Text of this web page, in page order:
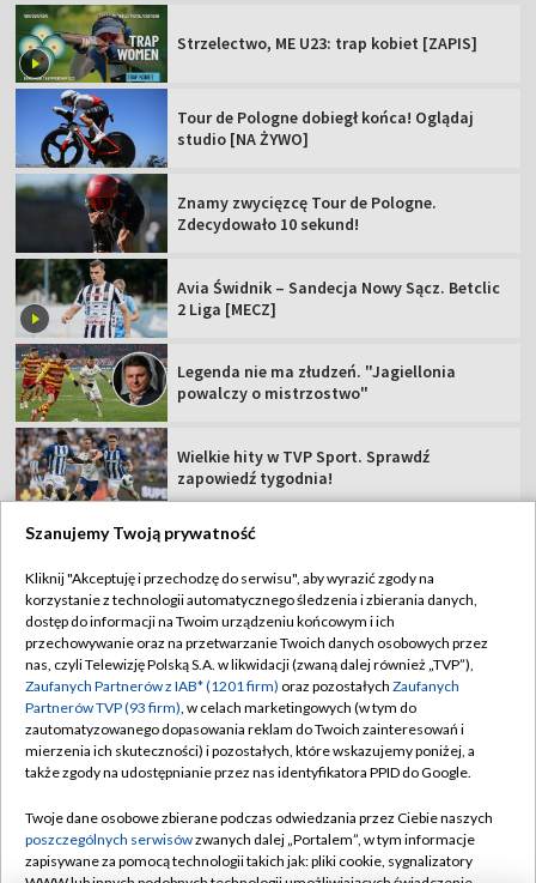
Strzelectwo, ME U23: trap kobiet [ZAPIS]
Tour de Pologne dobiegł końca! Oglądaj
studio [NA ŻYWO]
Znamy zwycięzcę Tour de Pologne.
Zdecydowało 10 sekund!
Avia Świdnik – Sandecja Nowy Sącz. Betclic
2 Liga [MECZ]
Legenda nie ma złudzeń. "Jagiellonia
powalczy o mistrzostwo"
Wielkie hity w TVP Sport. Sprawdź
zapowiedź tygodnia!
TVP
Abonament TVP
Sklep TVP
Biuro Reklamy
Oferta Handlowa
Emisja w TVP
Rada Programowa
Regulamin TVP
Polityka prywatności
Moje zgody
Biuro reklamy
Kanały
Szanujemy Twoją prywatność
Kliknij "Akceptuję i przechodzę do serwisu", aby wyrazić zgody na
korzystanie z technologii automatycznego śledzenia i zbierania danych,
dostęp do informacji na Twoim urządzeniu końcowym i ich
przechowywanie oraz na przetwarzanie Twoich danych osobowych przez
nas, czyli Telewizję Polską S.A. w likwidacji (zwaną dalej również „TVP”),
Zaufanych Partnerów z IAB* (1201 firm) oraz pozostałych Zaufanych
Partnerów TVP (93 firm), w celach marketingowych (w tym do
zautomatyzowanego dopasowania reklam do Twoich zainteresowań i
mierzenia ich skuteczności) i pozostałych, które wskazujemy poniżej, a
także zgody na udostępnianie przez nas identyfikatora PPID do Google.
Twoje dane osobowe zbierane podczas odwiedzania przez Ciebie naszych
poszczególnych serwisówzwanych dalej „Portalem”, w tym informacje
zapisywane za pomocą technologii takich jak: pliki cookie, sygnalizatory